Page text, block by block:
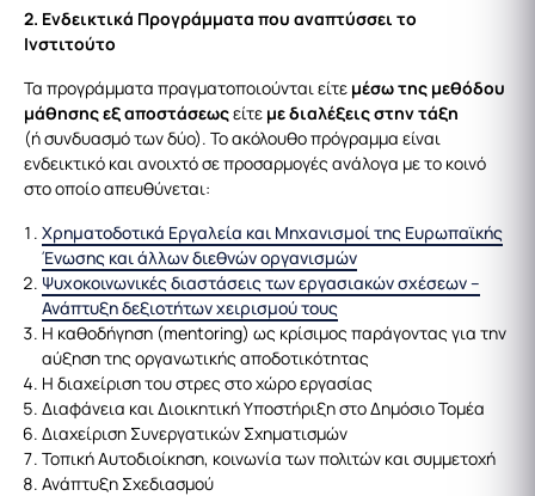
2. Ενδεικτικά Προγράμματα που αναπτύσσει το
Ινστιτούτο
Τα προγράμματα πραγματοποιούνται είτε μέσω της μεθόδου
μάθησης εξ αποστάσεωςείτε με διαλέξεις στην τάξη
(ή συνδυασμό των δύο). Το ακόλουθο πρόγραμμα είναι
ενδεικτικό και ανοιχτό σε προσαρμογές ανάλογα με το κοινό
στο οποίο απευθύνεται:
Χρηματοδοτικά Εργαλεία και Μηχανισμοί της Ευρωπαϊκής
Ένωσης και άλλων διεθνών οργανισμών
Ψυχοκοινωνικές διαστάσεις των εργασιακών σχέσεων –
Ανάπτυξη δεξιοτήτων χειρισμού τους
Η καθοδήγηση (mentoring) ως κρίσιμος παράγοντας για την
αύξηση της οργανωτικής αποδοτικότητας
Η διαχείριση του στρες στο χώρο εργασίας
Διαφάνεια και Διοικητική Υποστήριξη στο Δημόσιο Τομέα
Διαχείριση Συνεργατικών Σχηματισμών
Τοπική Αυτοδιοίκηση, κοινωνία των πολιτών και συμμετοχή
Ανάπτυξη Σχεδιασμού